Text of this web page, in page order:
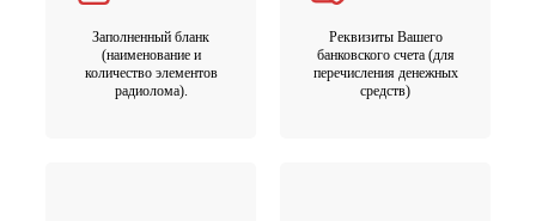
Заполненный бланк
(наименование и
количество элементов
радиолома).
Реквизиты Вашего
банковского счета (для
перечисления денежных
средств)